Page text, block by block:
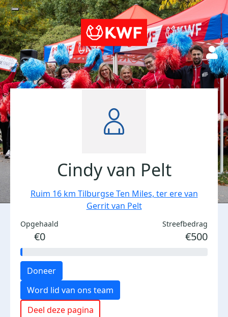
Cindy van Pelt
Ruim 16 km Tilburgse Ten Miles, ter ere van
Gerrit van Pelt
Opgehaald
€0
Streefbedrag
€500
Doneer
Word lid van ons team
Deel deze pagina